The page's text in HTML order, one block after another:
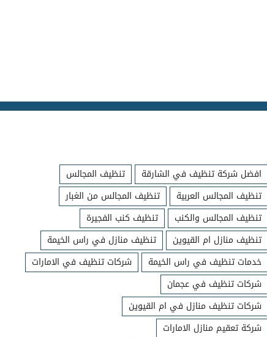
افضل شركة تنظيف في الشارقة
تنظيف المجالس
تنظيف المجالس العربية
تنظيف المجالس من الغبار
تنظيف المجالس والكنب
تنظيف كنب الفجيرة
تنظيف منازل ام القيوين
تنظيف منازل في راس الخيمة
خدمات تنظيف في راس الخيمة
شركات تنظيف في الامارات
شركات تنظيف في عجمان
شركات تنظيف منازل في ام القيوين
شركة تعقيم منازل الامارات